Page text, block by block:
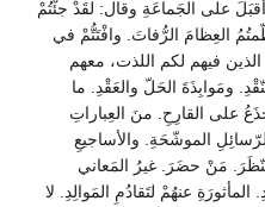
على الجَماعَةِ وقال: لقَدْ جئْتُمْ
العِظامَ الرُّفاتَ. وافْتَتُّمْ في
فيهم لكم اللذت، معهم
ومَوابِذَةَ الحَلّ والعَقْدِ. ما
على القارِحِ. منَ العِباراتِ
الموشّحَةِ. والأساجيعِ
مَنْ حضَرَ. غيرُ المَعاني
عنهُمْ لتَقادُمِ المَوالِدِ. لا